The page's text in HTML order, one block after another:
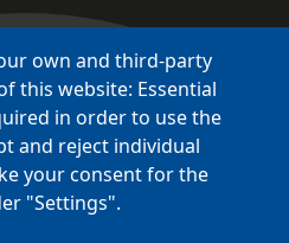
Diversité
!
own and third-party
this website: Essential
in order to use the
and reject individual
your consent for the
"Settings".